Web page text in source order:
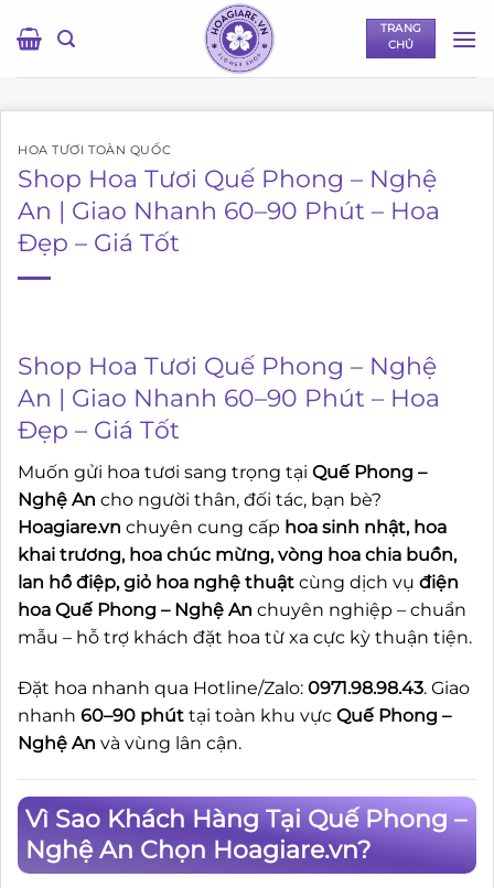
qua
TRANG
CHỦ
HOA TƯƠI TOÀN QUỐC
Shop Hoa Tươi Quế Phong – Nghệ
An | Giao Nhanh 60–90 Phút – Hoa
Đẹp – Giá Tốt
Shop Hoa Tươi Quế Phong – Nghệ
An | Giao Nhanh 60–90 Phút – Hoa
Đẹp – Giá Tốt
Muốn gửi hoa tươi sang trọng tại Quế Phong –
Nghệ An cho người thân, đối tác, bạn bè?
Hoagiare.vn chuyên cung cấp hoa sinh nhật, hoa
khai trương, hoa chúc mừng, vòng hoa chia buồn,
lan hồ điệp, giỏ hoa nghệ thuật cùng dịch vụ điện
hoa Quế Phong – Nghệ An chuyên nghiệp – chuẩn
mẫu – hỗ trợ khách đặt hoa từ xa cực kỳ thuận tiện.
Đặt hoa nhanh qua Hotline/Zalo: 0971.98.98.43. Giao
nhanh 60–90 phút tại toàn khu vực Quế Phong –
Nghệ An và vùng lân cận.
Vì Sao Khách Hàng Tại Quế Phong –
Nghệ An Chọn Hoagiare.vn?